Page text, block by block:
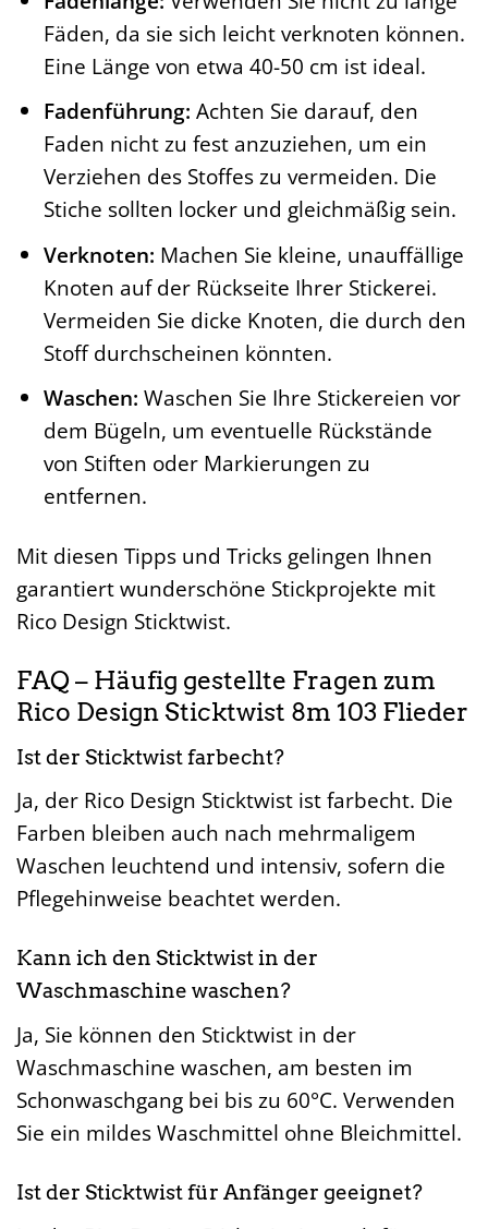
Fäden, da sie sich leicht verknoten können.
Eine Länge von etwa 40-50 cm ist ideal.
Fadenführung: Achten Sie darauf, den
Faden nicht zu fest anzuziehen, um ein
Verziehen des Stoffes zu vermeiden. Die
Stiche sollten locker und gleichmäßig sein.
Verknoten: Machen Sie kleine, unauffällige
Knoten auf der Rückseite Ihrer Stickerei.
Vermeiden Sie dicke Knoten, die durch den
Stoff durchscheinen könnten.
Waschen: Waschen Sie Ihre Stickereien vor
dem Bügeln, um eventuelle Rückstände
von Stiften oder Markierungen zu
entfernen.
Mit diesen Tipps und Tricks gelingen Ihnen
garantiert wunderschöne Stickprojekte mit
Rico Design Sticktwist.
FAQ – Häufig gestellte Fragen zum
Rico Design Sticktwist 8m 103 Flieder
Ist der Sticktwist farbecht?
Ja, der Rico Design Sticktwist ist farbecht. Die
Farben bleiben auch nach mehrmaligem
Waschen leuchtend und intensiv, sofern die
Pflegehinweise beachtet werden.
Kann ich den Sticktwist in der
Waschmaschine waschen?
Ja, Sie können den Sticktwist in der
Waschmaschine waschen, am besten im
Schonwaschgang bei bis zu 60°C. Verwenden
Sie ein mildes Waschmittel ohne Bleichmittel.
Ist der Sticktwist für Anfänger geeignet?